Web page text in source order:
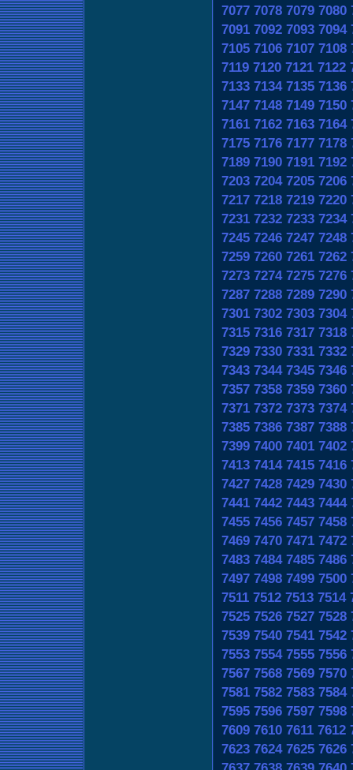
7077 7078 7079 7080
7091 7092 7093 7094
7105 7106 7107 7108
7119 7120 7121 7122
7133 7134 7135 7136
7147 7148 7149 7150
7161 7162 7163 7164
7175 7176 7177 7178
7189 7190 7191 7192
7203 7204 7205 7206
7217 7218 7219 7220
7231 7232 7233 7234
7245 7246 7247 7248
7259 7260 7261 7262
7273 7274 7275 7276
7287 7288 7289 7290
7301 7302 7303 7304
7315 7316 7317 7318
7329 7330 7331 7332
7343 7344 7345 7346
7357 7358 7359 7360
7371 7372 7373 7374
7385 7386 7387 7388
7399 7400 7401 7402
7413 7414 7415 7416
7427 7428 7429 7430
7441 7442 7443 7444
7455 7456 7457 7458
7469 7470 7471 7472
7483 7484 7485 7486
7497 7498 7499 7500
7511 7512 7513 7514
7525 7526 7527 7528
7539 7540 7541 7542
7553 7554 7555 7556
7567 7568 7569 7570
7581 7582 7583 7584
7595 7596 7597 7598
7609 7610 7611 7612
7623 7624 7625 7626